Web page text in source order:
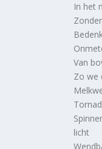
In het
Van
Zo we
licht